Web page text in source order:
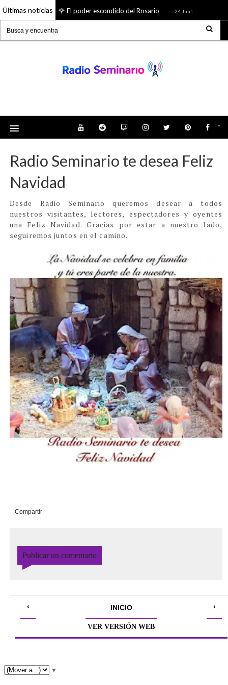
Últimas noticias
26 Jun 2026 🌹 El poder escondido del Rosario 24 Jun 2026
"
Radio Seminario te desea Feliz
Navidad
Desde Radio Seminario queremos desear a todos
nuestros visitantes, lectores, espectadores y oyentes
una Feliz Navidad. Gracias por estar a nuestro lado,
seguiremos juntos en el camino.
Compartir
Publicar un comentario
‹ ›
INICIO
VER VERSIÓN WEB
▼